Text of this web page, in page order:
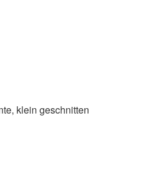
klein geschnitten